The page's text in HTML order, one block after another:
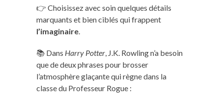
👉 Choisissez avec soin quelques détails
marquants et bien ciblés qui frappent
l’imaginaire
📚 Dans Harry Potter , J.K. Rowling n’a besoin
que de deux phrases pour brosser
l’atmosphère glaçante qui règne dans la
classe du Professeur Rogue :